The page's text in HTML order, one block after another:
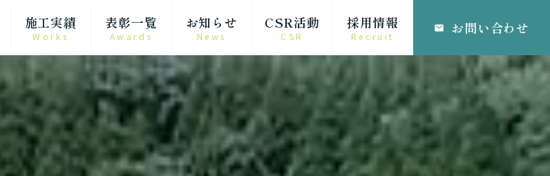
施工実績
Works
表彰一覧
Awards
お知らせ
News
CSR活動
CSR
採用情報
Recruit
email お問い合わせ